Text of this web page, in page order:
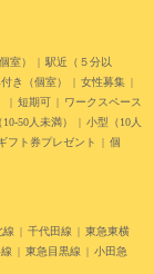
室）
駅近（５分以
き（個室）
女性募集
短期可
ワークスペース
50人未満）
小型（10人
フト券プレゼント
個
線 千代田線
東急東横
東急目黒線
小田急